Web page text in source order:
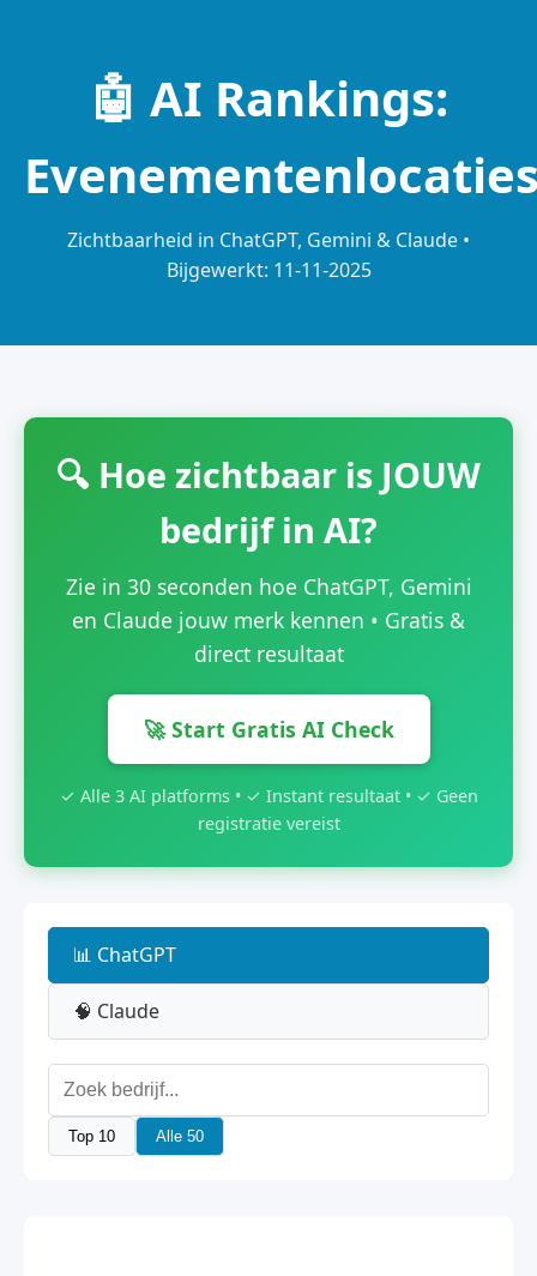
🤖 AI Rankings:
Zichtbaarheid in ChatGPT, Gemini & Claude •
Bijgewerkt: 11-11-2025
🔍 Hoe zichtbaar is JOUW
bedrijf in AI?
Zie in 30 seconden hoe ChatGPT, Gemini
en Claude jouw merk kennen • Gratis &
direct resultaat
🚀 Start Gratis AI Check
✓ Alle 3 AI platforms • ✓ Instant resultaat • ✓ Geen
registratie vereist
📊 ChatGPT
🧠 Claude
Top 10 Alle 50